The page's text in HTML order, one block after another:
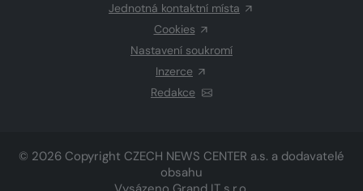
Jednotná kontaktní místa
Cookies
Nastavení soukromí
Inzerce
Redakce
© 2026 Copyright CZECH NEWS CENTER a.s. a dodavatelé
obsahu